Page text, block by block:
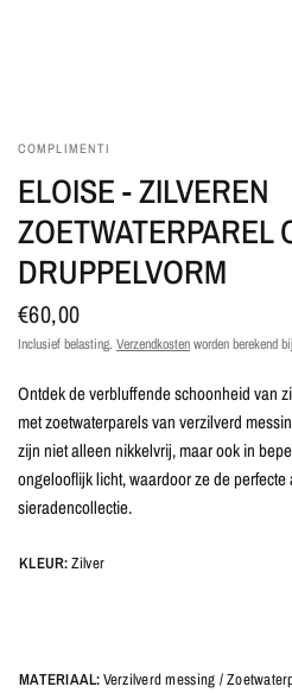
COMPLIMENTI
ELOISE - ZILVEREN
ZOETWATERPAREL
DRUPPELVORM
€60,00
Inclusief belasting. Verzendkostenworden berekend
Ontdek de verbluffende schoonheid van
met zoetwaterparels van verzilverd
zijn niet alleen nikkelvrij, maar ook in
ongelooflijk licht, waardoor ze de
sieradencollectie.
KLEUR:Zilver
MATERIAAL:Verzilverd messing /